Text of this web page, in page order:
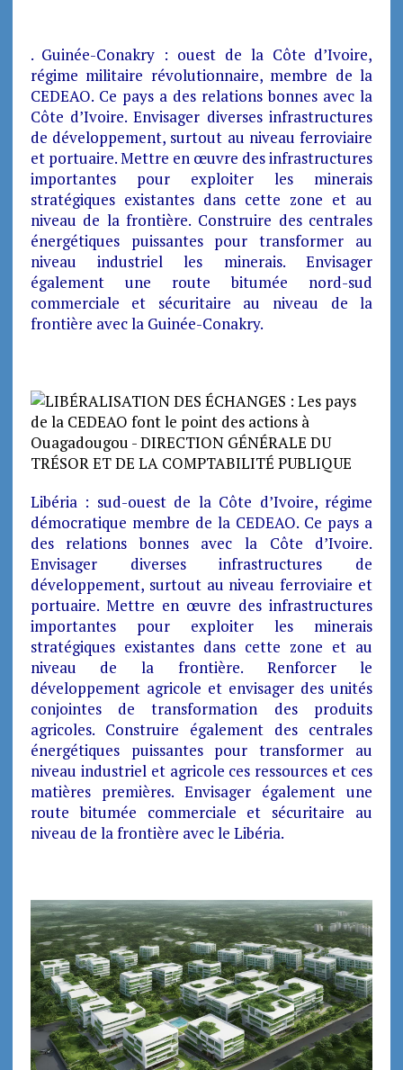
. Guinée-Conakry : ouest de la Côte d’Ivoire,
régime militaire révolutionnaire, membre de la
CEDEAO. Ce pays a des relations bonnes avec la
Côte d’Ivoire. Envisager diverses infrastructures
de développement, surtout au niveau ferroviaire
et portuaire. Mettre en œuvre des infrastructures
importantes pour exploiter les minerais
stratégiques existantes dans cette zone et au
niveau de la frontière. Construire des centrales
énergétiques puissantes pour transformer au
niveau industriel les minerais. Envisager
également une route bitumée nord-sud
commerciale et sécuritaire au niveau de la
frontière avec la Guinée-Conakry.
Libéria : sud-ouest de la Côte d’Ivoire, régime
démocratique membre de la CEDEAO. Ce pays a
des relations bonnes avec la Côte d’Ivoire.
Envisager diverses infrastructures de
développement, surtout au niveau ferroviaire et
portuaire. Mettre en œuvre des infrastructures
importantes pour exploiter les minerais
stratégiques existantes dans cette zone et au
niveau de la frontière. Renforcer le
développement agricole et envisager des unités
conjointes de transformation des produits
agricoles. Construire également des centrales
énergétiques puissantes pour transformer au
niveau industriel et agricole ces ressources et ces
matières premières. Envisager également une
route bitumée commerciale et sécuritaire au
niveau de la frontière avec le Libéria.